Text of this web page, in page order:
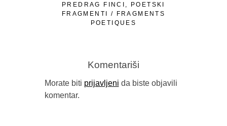
PREDRAG FINCI, POETSKI
FRAGMENTI / FRAGMENTS
POETIQUES
Komentariši
Morate biti prijavljeni da biste objavili
komentar.